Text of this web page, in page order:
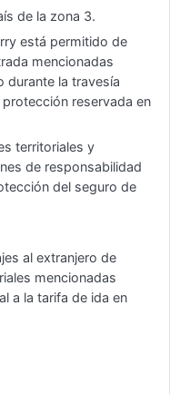
de la zona 3.
está permitido de
mencionadas
durante la travesía
reservada en
territoriales y
de responsabilidad
del seguro de
al extranjero de
mencionadas
a la tarifa de ida en